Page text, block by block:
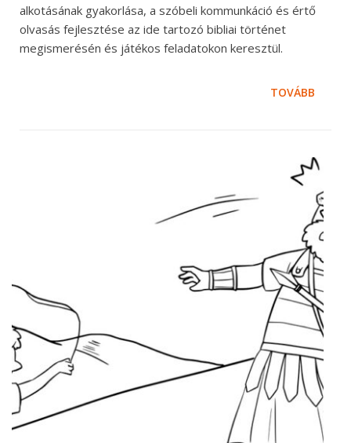
alkotásának gyakorlása, a szóbeli kommunkáció és értő
olvasás fejlesztése az ide tartozó bibliai történet
megismerésén és játékos feladatokon keresztül.
TOVÁBB